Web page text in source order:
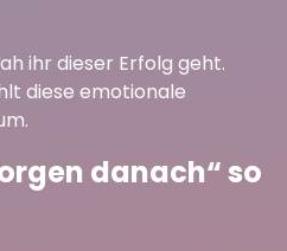
ihr dieser Erfolg geht.
diese emotionale
danach“ so